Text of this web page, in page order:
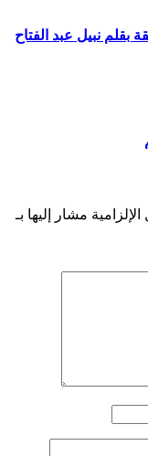
بقلم نبيل عبد الفتاح
الإلزامية مشار إليها بـ